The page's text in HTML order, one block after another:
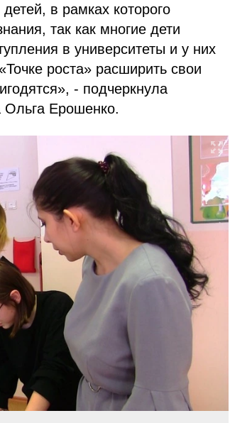
в рамках которого
так как многие дети
в университеты и у них
роста» расширить свои
- подчеркнула
Ерошенко.